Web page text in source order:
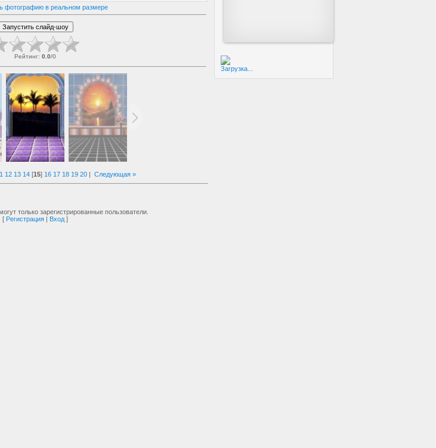
Загрузка...
фотографию в реальном размере
Рейтинг: 0.0/0
12 13 14[15] 16 17 18 19 20| Следующая »
только зарегистрированные пользователи.
[ Регистрация | Вход ]